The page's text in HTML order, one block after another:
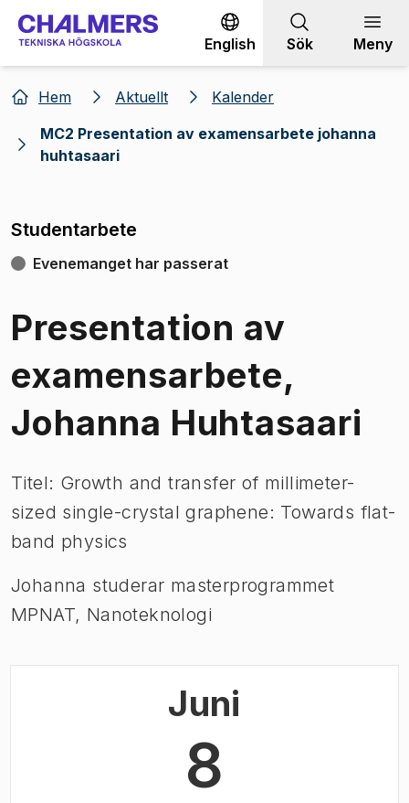
Gå till innehållet
English Sök Meny
Hem Aktuellt
Kalender
MC2 Presentation av examensarbete johanna
huhtasaari
Studentarbete
Evenemanget har passerat
Presentation av
examensarbete,
Johanna Huhtasaari
Titel: Growth and transfer of millimeter-
sized single-crystal graphene: Towards flat-
band physics
Johanna studerar masterprogrammet
MPNAT, Nanoteknologi
Juni
8